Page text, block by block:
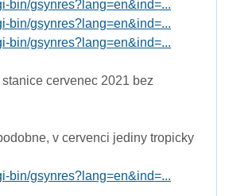
bin/gsynres?lang=en&ind=...
bin/gsynres?lang=en&ind=...
bin/gsynres?lang=en&ind=...
cervenec 2021 bez
v cervenci jediny tropicky
bin/gsynres?lang=en&ind=...